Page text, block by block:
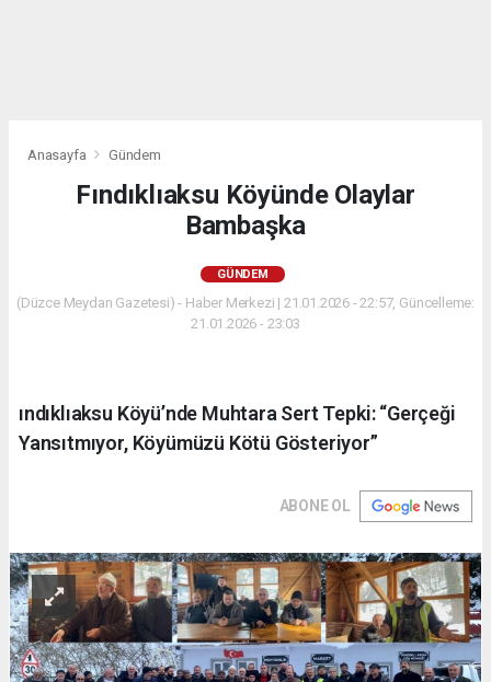
Anasayfa Gündem
Fındıklıaksu Köyünde Olaylar
Bambaşka
GÜNDEM
(Düzce Meydan Gazetesi) - Haber Merkezi | 21.01.2026 - 22:57, Güncelleme:
21.01.2026 - 23:03
ındıklıaksu Köyü’nde Muhtara Sert Tepki: “Gerçeği
Yansıtmıyor, Köyümüzü Kötü Gösteriyor”
ABONE OL